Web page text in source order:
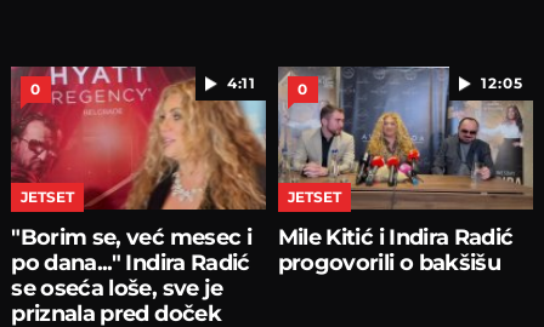
4:11
0
JETSET
"Borim se, već mesec i
po dana..." Indira Radić
se oseća loše, sve je
priznala pred doček
12:05
0
JETSET
Mile Kitić i Indira Radić
progovorili o bakšišu